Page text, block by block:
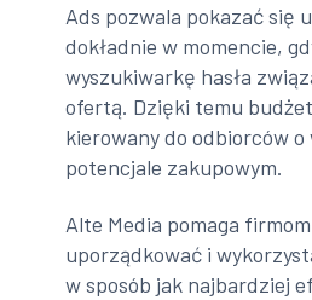
Ads pozwala pokazać się
dokładnie w momencie,
wyszukiwarkę hasła
ofertą. Dzięki temu
kierowany do odbiorców o
potencjale zakupowym.
Alte Media pomaga
uporządkować i
w sposób jak najbardziej